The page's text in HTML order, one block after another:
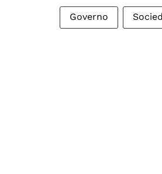
Governo